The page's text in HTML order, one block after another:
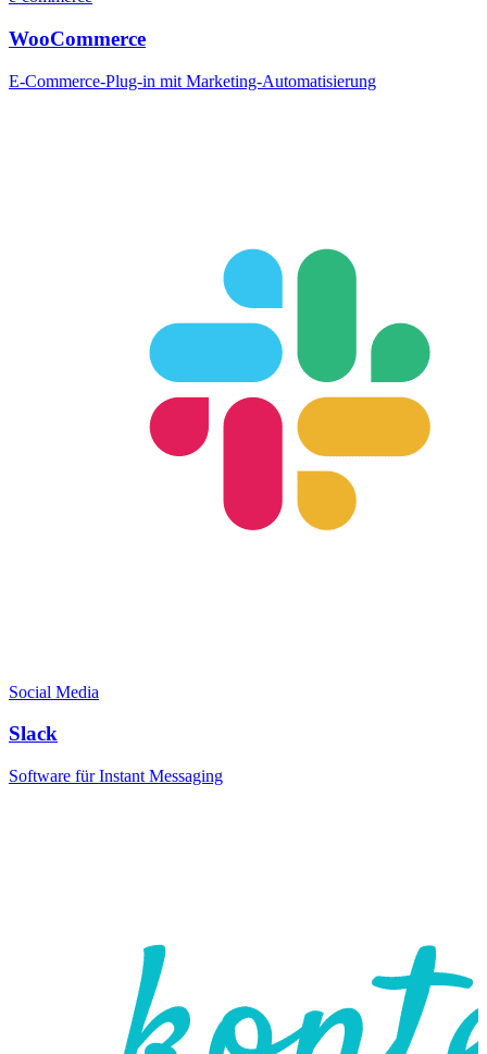
WooCommerce
E-Commerce-Plug-in mit Marketing-Automatisierung
Social Media
Slack
Software für Instant Messaging